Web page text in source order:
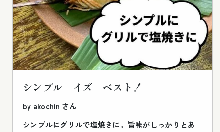
シンプル イズ ベスト！
by akochin さん
シンプルにグリルで塩焼きに。旨味がしっかりとあ